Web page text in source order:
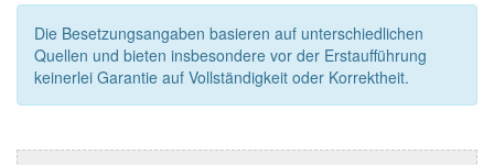
Die Besetzungsangaben basieren auf unterschiedlichen
Quellen und bieten insbesondere vor der Erstaufführung
keinerlei Garantie auf Vollständigkeit oder Korrektheit.